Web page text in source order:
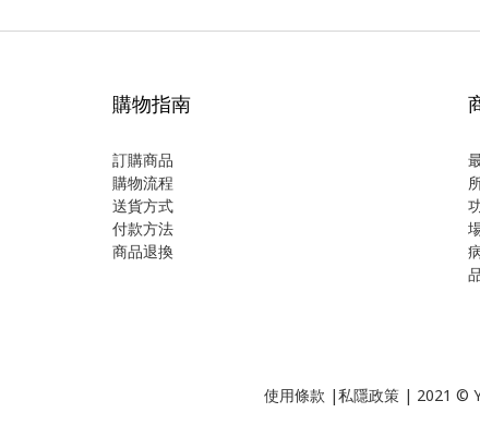
購物指南
訂購商品
購物流程
送貨方式
付款方法
商品退換
使用條款 |私隱政策 | 2021 ©